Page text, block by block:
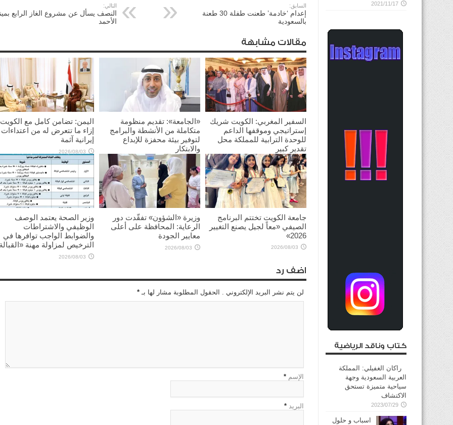
السابق:
إعدام ‘خادمة’ طعنت طفلة 30 طعنة
بالسعودية
التالي:
النصف يسأل عن مشروع الغاز الرابع
الأحمد
مقالات مشابهة
السفير المغربي: الكويت شريك
إستراتيجي وموقفها الداعم
للوحدة الترابية للمملكة محل
تقدير كبير
2026/08/03
«الجامعة»: تقديم منظومة
متكاملة من الأنشطة والبرامج
لتوفير بيئة محفزة للإبداع
والابتكار
2026/08/03
اليمن: تضامن كامل مع الكويت
إزاء ما تتعرض له من اعتداءات
إيرانية آثمة
2026/08/03
جامعة الكويت تختتم البرنامج
الصيفي «معاً لجيل يصنع التغيير
2026»
2026/08/03
وزيرة «الشؤون» تفقّدت دور
الرعاية: المحافظة على أعلى
معايير الجودة
2026/08/03
وزير الصحة يعتمد الوصف
الوظيفي والاشتراطات
والضوابط الواجب توافرها في
الترخيص لمزاولة مهنة
2026/08/03
اضف رد
لن يتم نشر البريد الإلكتروني . الحقول المطلوبة مشار لها بـ *
الإسم *
البريد *
2021/11/17
كتاب وناقد الرياضية
راكان الغفيلي: المملكة
العربية السعودية وجهة
سياحية متميزة تستحق
الاكتشاف
2023/07/29
اسباب و حلول